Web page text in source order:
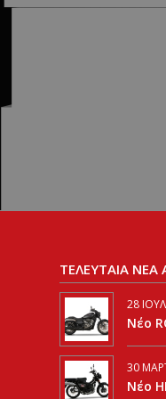
ΤΕΛΕΥΤΑΙΑ ΝΕΑ
28
Νέο
30
Νέο